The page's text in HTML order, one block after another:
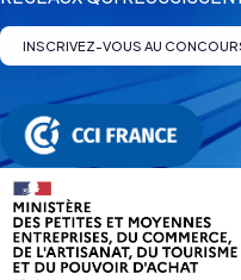
INSCRIVEZ-VOUS AU